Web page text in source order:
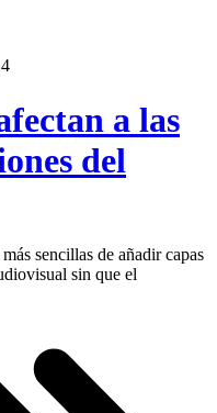
a las
del
sencillas de añadir capas
sin que el